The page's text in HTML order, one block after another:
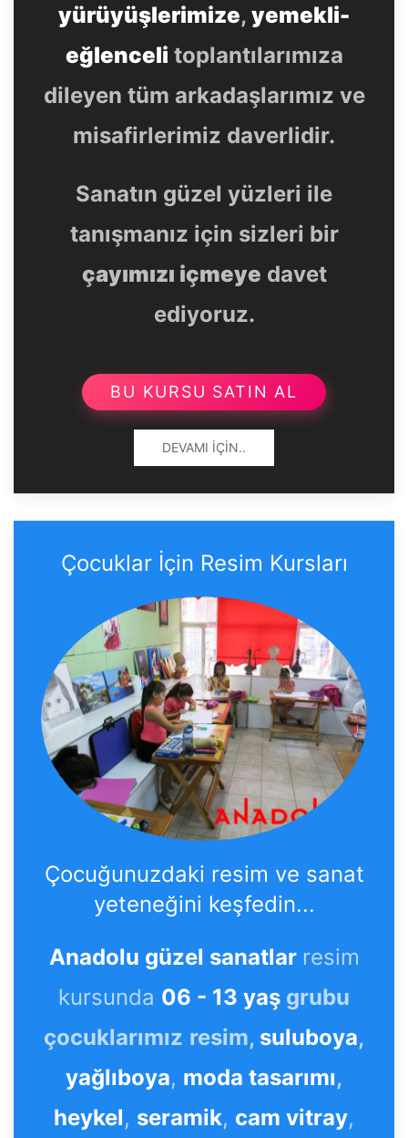
yürüyüşlerimize, yemekli-
eğlenceli toplantılarımıza
dileyen tüm arkadaşlarımız ve
misafirlerimiz daverlidir.
Sanatın güzel yüzleri ile
tanışmanız için sizleri bir
çayımızı içmeye davet
ediyoruz.
BU KURSU SATIN AL
DEVAMI İÇIN..
Çocuklar İçin Resim Kursları
Çocuğunuzdaki resim ve sanat
yeteneğini keşfedin...
Anadolu güzel sanatlar resim
kursunda 06 - 13 yaş grubu
çocuklarımız resim, suluboya,
yağlıboya, moda tasarımı,
heykel, seramik, cam vitray,